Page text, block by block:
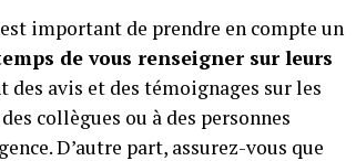
important de prendre en compte un
de vous renseigner sur leurs
avis et des témoignages sur les
collègues ou à des personnes
D’autre part, assurez-vous que